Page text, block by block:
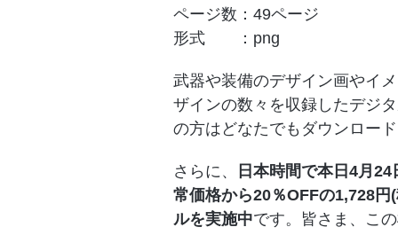
ページ数：49ページ
形式 ：png
武器や装備のデザイン画やイ
ザインの数々を収録したデジ
の方はどなたでもダウンロー
さらに、
日本時間で本日4月
常価格から20％OFFの1,728
ルを実施中です。皆さま、こ